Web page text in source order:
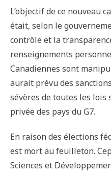
L’objectif de ce nouveau
était, selon le
contrôle et la
renseignements
Canadiennes sont
aurait prévu des
sévères de toutes les
privée des pays du G7.
En raison des élections
est mort au feuilleton.
Sciences et